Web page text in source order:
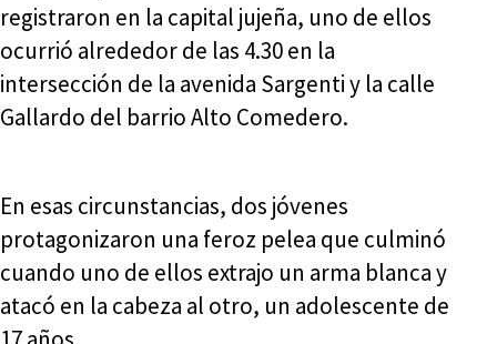
registraron en la capital jujeña, uno de ellos
ocurrió alrededor de las 4.30 en la
intersección de la avenida Sargenti y la calle
Gallardo del barrio Alto Comedero.
En esas circunstancias, dos jóvenes
protagonizaron una feroz pelea que culminó
cuando uno de ellos extrajo un arma blanca y
atacó en la cabeza al otro, un adolescente de